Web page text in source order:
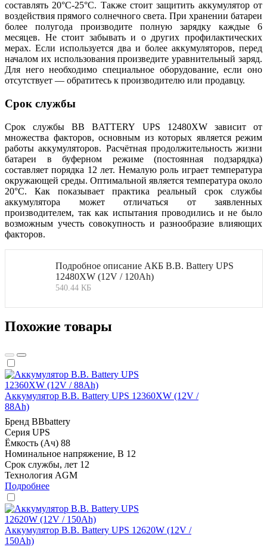
составлять 20°С-25°С. Также стоит защитить аккумулятор от
воздействия прямого солнечного света. При хранении батареи
более полугода производите полную зарядку каждые 6
месяцев. Не стоит забывать и о других профилактических
мерах. Если используется два и более аккумуляторов, перед
началом их использования произведите уравнительный заряд.
Для него необходимо специальное оборудование, если оно
отсутствует — обратитесь к производителю или продавцу.
Срок службы
Срок службы BB BATTERY UPS 12480XW зависит от
множества факторов, основным из которых является режим
работы аккумуляторов. Расчётная продолжительность жизни
батареи в буферном режиме (постоянная подзарядка)
составляет порядка 12 лет. Немалую роль играет температура
окружающей среды. Оптимальной является температура около
20°С. Как показывает практика реальный срок службы
аккумулятора может отличаться от заявленных
производителем, так как испытания проводились и не было
возможным учесть совокупность и разнообразие влияющих
факторов.
Подробное описание АКБ B.B. Battery UPS
12480XW (12V / 120Ah)
540.44 КБ
Похожие товары
Аккумулятор B.B. Battery UPS 12360XW (12V /
88Ah)
Бренд BBbattery
Серия UPS
Ёмкость (Ач) 88
Номинальное напряжение, В 12
Срок службы, лет 12
Технология AGM
Подробнее
Аккумулятор B.B. Battery UPS 12620W (12V /
150Ah)